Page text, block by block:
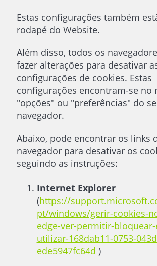
Estas configurações também
rodapé do Website.
Além disso, todos os
fazer alterações para desativar
configurações de cookies. Estas
configurações encontram-se no
"opções" ou "preferências" do
navegador.
Abaixo, pode encontrar os links
navegador para desativar os
seguindo as instruções:
Internet Explorer
(https://
pt/windows/gerir-cookies-
edge-ver-permitir-
utilizar-168dab11-0753-
ede5947fc64d )